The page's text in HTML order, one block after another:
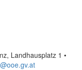
Landhausplatz 1 •